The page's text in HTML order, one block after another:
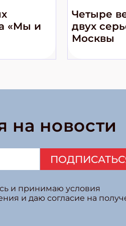
«Мы и
Четыре
двух
Москвы
на новости
и принимаю условия
и даю согласие на